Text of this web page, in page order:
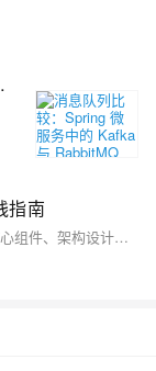
指南
本文档全面介绍 Spring Cloud 微服务治理框架的核心组件、架构设计和实践应用。作为 Spring 生态系统中构建分布式系统的标准工具箱，Spring Cloud 提供了一套完整的微服务解决方案，涵盖服务发现、配置管理、负载均衡、熔断器等关键功能。本文将深入探讨其核心组件的工作原理、集成方式以及在实际项目中的最佳实践，帮助开发者构建高可用、可扩展的分布式系统。